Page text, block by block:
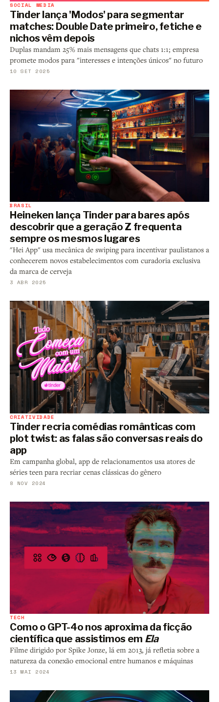
SOCIAL MEDIA
Tinder lança 'Modos' para segmentar
matches: Double Date primeiro, fetiche e
nichos vêm depois
Duplas mandam 25% mais mensagens que chats 1:1; empresa
promete modos para "interesses e intenções únicos" no futuro
10 SET 2025
BRASIL
Heineken lança Tinder para bares após
descobrir que a geração Z frequenta
sempre os mesmos lugares
"Hei App" usa mecânica de swiping para incentivar paulistanos a
conhecerem novos estabelecimentos com curadoria exclusiva
da marca de cerveja
3 ABR 2025
CRIATIVIDADE
Tinder recria comédias românticas com
plot twist: as falas são conversas reais do
app
Em campanha global, app de relacionamentos usa atores de
séries teen para recriar cenas clássicas do gênero
8 NOV 2024
TECH
Como o GPT-4o nos aproxima da ficção
científica que assistimos em Ela
Filme dirigido por Spike Jonze, lá em 2013, já refletia sobre a
natureza da conexão emocional entre humanos e máquinas
13 MAI 2024